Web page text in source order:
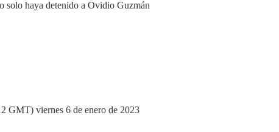
GMT) viernes 6 de enero de 2023